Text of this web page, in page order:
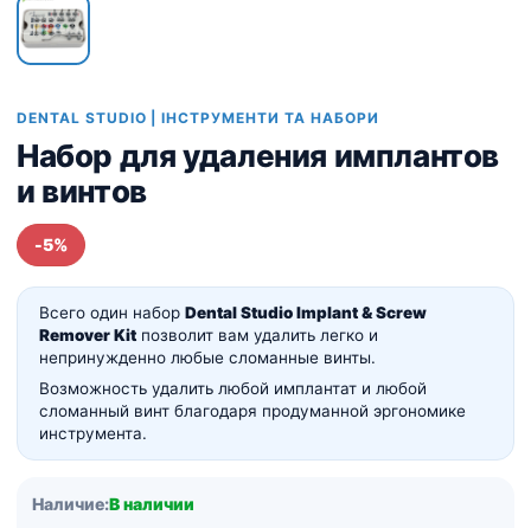
DENTAL STUDIO | ІНСТРУМЕНТИ ТА НАБОРИ
Набор для удаления имплантов
и винтов
-5%
Всего один набор Dental Studio Implant & Screw
Remover Kit позволит вам удалить легко и
непринужденно любые сломанные винты.
Возможность удалить любой имплантат и любой
сломанный винт благодаря продуманной эргономике
инструмента.
Наличие:В наличии